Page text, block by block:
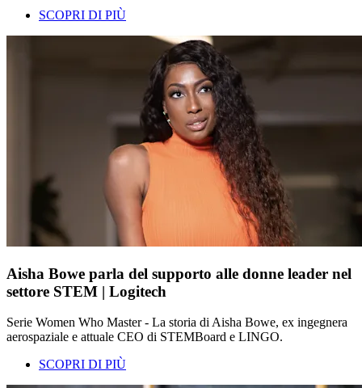
SCOPRI DI PIÙ
Aisha Bowe parla del supporto alle donne leader nel
settore STEM | Logitech
Serie Women Who Master - La storia di Aisha Bowe, ex ingegnera
aerospaziale e attuale CEO di STEMBoard e LINGO.
SCOPRI DI PIÙ